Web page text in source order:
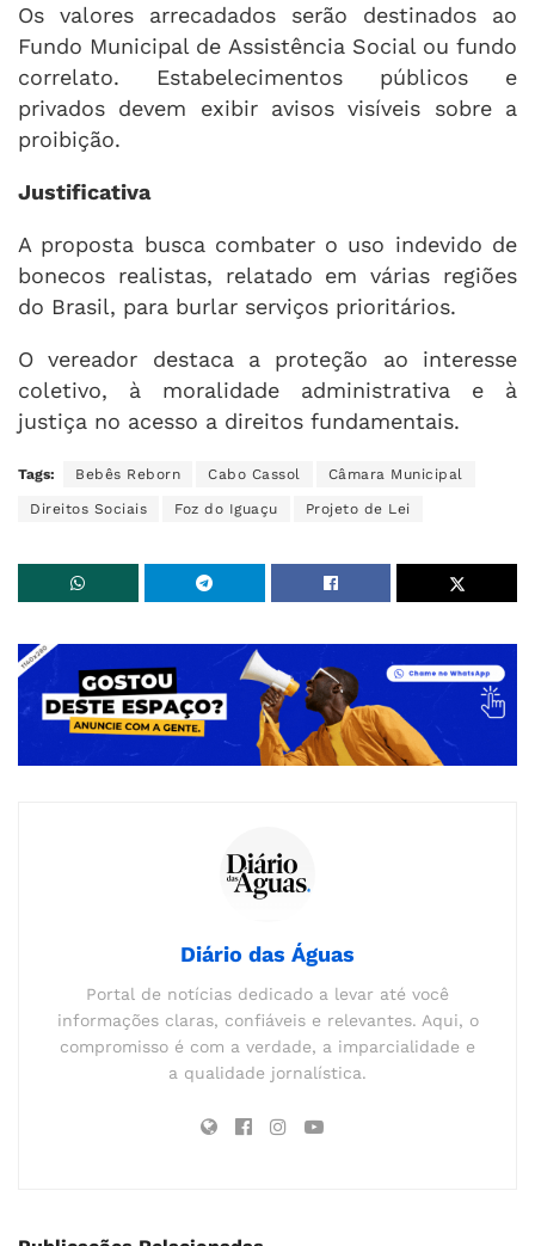
Os valores arrecadados serão destinados ao
Fundo Municipal de Assistência Social ou fundo
correlato. Estabelecimentos públicos e
privados devem exibir avisos visíveis sobre a
proibição.
Justificativa
A proposta busca combater o uso indevido de
bonecos realistas, relatado em várias regiões
do Brasil, para burlar serviços prioritários.
O vereador destaca a proteção ao interesse
coletivo, à moralidade administrativa e à
justiça no acesso a direitos fundamentais.
Tags: Bebês Reborn Cabo Cassol Câmara Municipal
Direitos Sociais Foz do Iguaçu Projeto de Lei
Diário das Águas
Portal de notícias dedicado a levar até você
informações claras, confiáveis e relevantes. Aqui, o
compromisso é com a verdade, a imparcialidade e
a qualidade jornalística.